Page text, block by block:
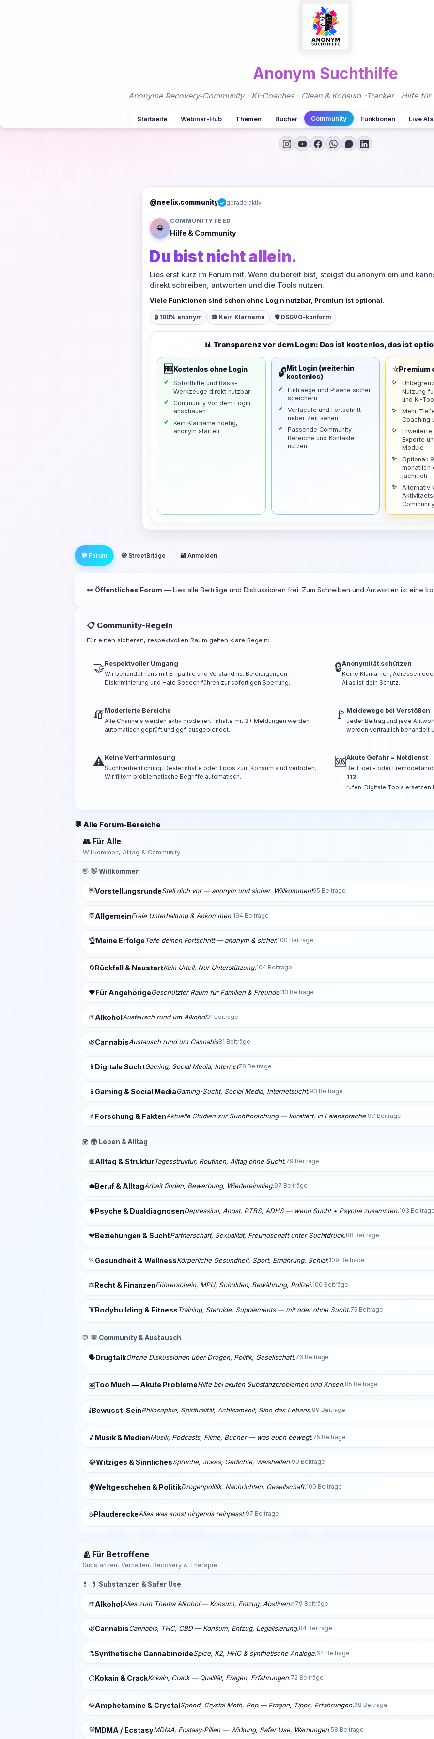
Anonym Suchthilfe
Anonyme Recovery-Community · KI-Coaches · Clean & Konsum -Tracker · Hilfe
Startseite Webinar-Hub Themen Bücher Community Funktionen Live
@neelix.community ✓ gerade aktiv
🌐
COMMUNITY FEED
Hilfe & Community
Du bist nicht allein.
Lies erst kurz im Forum mit. Wenn du bereit bist, steigst du anonym ein und
direkt schreiben, antworten und die Tools nutzen.
Viele Funktionen sind schon ohne Login nutzbar, Premium ist optional.
🔒 100% anonym 🙈 Kein Klarname 🛡️ DSGVO-konform
📊 Transparenz vor dem Login: Das ist kostenlos, das ist
🆓 Kostenlos ohne Login
Soforthilfe und Basis-
Werkzeuge direkt nutzbar
Community vor dem Login
anschauen
Kein Klarname noetig,
anonym starten
🔓Mit Login (weiterhin
kostenlos)
Eintraege und Plaene sicher
speichern
Verlaeufe und Fortschritt
ueber Zeit sehen
Passende Community-
Bereiche und Kontakte
nutzen
⭐Premium
Nutzung
und KI-
Mehr
Coaching
Erweiterte
Exporte
Module
Optional:
monatlich
jaehrlich
Alternativ
💬 Forum 🧭 StreetBridge 🔐 Anmelden
👀 Öffentliches Forum — Lies alle Beiträge und Diskussionen frei. Zum Schreiben und Antworten ist eine
📋 Community-Regeln
Für einen sicheren, respektvollen Raum gelten klare Regeln:
🤝Respektvoller Umgang
Wir behandeln uns mit Empathie und Verständnis. Beleidigungen,
Diskriminierung und Hate Speech führen zur sofortigen Sperrung.
🔒Anonymität schützen
Keine Klarnamen, Adressen
Alias ist dein Schutz.
🧯Moderierte Bereiche
Alle Channels werden aktiv moderiert. Inhalte mit 3+ Meldungen werden
automatisch geprüft und ggf. ausgeblendet.
🚩 Meldewege bei Verstößen
Jeder Beitrag und jede
werden vertraulich behandelt
⚠️Keine Verharmlosung
Suchtverherrlichung, Dealerinhalte oder Tipps zum Konsum sind verboten.
Wir filtern problematische Begriffe automatisch.
🆘Akute Gefahr = Notdienst
Bei Eigen- oder
112
rufen. Digitale Tools ersetzen
💬 Alle Forum-Bereiche
👥 Für Alle
Willkommen, Alltag & Community
👋 👋 Willkommen
👋VorstellungsrundeStell dich vor — anonym und sicher. Willkommen!95 Beiträge
💬AllgemeinFreie Unterhaltung & Ankommen.194 Beiträge
🏆Meine ErfolgeTeile deinen Fortschritt — anonym & sicher.100 Beiträge
🔄Rückfall & NeustartKein Urteil. Nur Unterstützung.104 Beiträge
❤️Für AngehörigeGeschützter Raum für Familien & Freunde113 Beiträge
🍺AlkoholAustausch rund um Alkohol91 Beiträge
🌿CannabisAustausch rund um Cannabis81 Beiträge
📱 Digitale SuchtGaming, Social Media, Internet78 Beiträge
📱 Gaming & Social MediaGaming-Sucht, Social Media, Internetsucht.93 Beiträge
🔬 Forschung & FaktenAktuelle Studien zur Suchtforschung — kuratiert, in Laiensprache.97 Beiträge
🌍 🌍 Leben & Alltag
📅Alltag & StrukturTagesstruktur, Routinen, Alltag ohne Sucht.79 Beiträge
💼Beruf & AlltagArbeit finden, Bewerbung, Wiedereinstieg.97 Beiträge
🧠Psyche & DualdiagnosenDepression, Angst, PTBS, ADHS — wenn Sucht + Psyche zusammen.103
💔Beziehungen & SuchtPartnerschaft, Sexualität, Freundschaft unter Suchtdruck.88 Beiträge
🏃Gesundheit & WellnessKörperliche Gesundheit, Sport, Ernährung, Schlaf.109 Beiträge
⚖️Recht & FinanzenFührerschein, MPU, Schulden, Bewährung, Polizei.100 Beiträge
🏋️Bodybuilding & Fitness Training, Steroide, Supplements — mit oder ohne Sucht.75 Beiträge
💬 💬 Community & Austausch
🗣️DrugtalkOffene Diskussionen über Drogen, Politik, Gesellschaft.76 Beiträge
🆘Too Much — Akute ProblemeHilfe bei akuten Substanzproblemen und Krisen.85 Beiträge
🕯️Bewusst-SeinPhilosophie, Spiritualität, Achtsamkeit, Sinn des Lebens.89 Beiträge
🎵 Musik & MedienMusik, Podcasts, Filme, Bücher — was euch bewegt.75 Beiträge
😂Witziges & SinnlichesSprüche, Jokes, Gedichte, Weisheiten.90 Beiträge
🌍Weltgeschehen & PolitikDrogenpolitik, Nachrichten, Gesellschaft.100 Beiträge
☕PlaudereckeAlles was sonst nirgends reinpasst.97 Beiträge
🫂 Für Betroffene
Substanzen, Verhalten, Recovery & Therapie
💊 💊 Substanzen & Safer Use
🍺AlkoholAlles zum Thema Alkohol — Konsum, Entzug, Abstinenz.79 Beiträge
🌿CannabisCannabis, THC, CBD — Konsum, Entzug, Legalisierung.84 Beiträge
⚗️Synthetische CannabinoideSpice, K2, HHC & synthetische Analoga.64 Beiträge
⚪Kokain & CrackKokain, Crack — Qualität, Fragen, Erfahrungen.72 Beiträge
💎Amphetamine & CrystalSpeed, Crystal Meth, Pep — Fragen, Tipps, Erfahrungen.68 Beiträge
💜MDMA / EcstasyMDMA, Ecstasy-Pillen — Wirkung, Safer Use, Warnungen.58 Beiträge